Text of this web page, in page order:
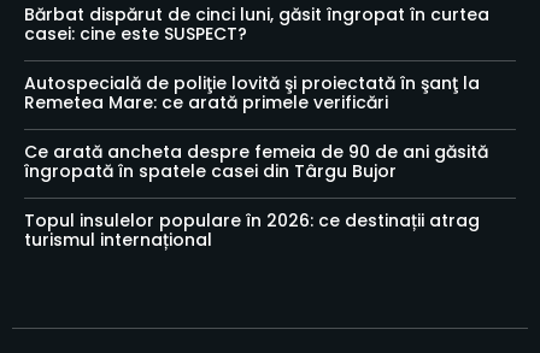
Bărbat dispărut de cinci luni, găsit îngropat în curtea
casei: cine este SUSPECT?
Autospecială de poliţie lovită şi proiectată în şanţ la
Remetea Mare: ce arată primele verificări
Ce arată ancheta despre femeia de 90 de ani găsită
îngropată în spatele casei din Târgu Bujor
Topul insulelor populare în 2026: ce destinații atrag
turismul internațional